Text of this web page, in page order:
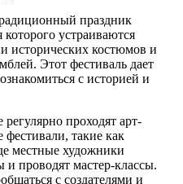
праздник
устраиваются
исторических костюмов и
Этот фестиваль дает
с историей и
проходят арт-
такие как
местные художники
проводят мастер-классы.
с создателями и